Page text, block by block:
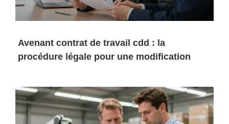
Avenant contrat de travail cdd : la
procédure légale pour une modification